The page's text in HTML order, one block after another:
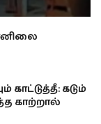
கடும்
காற்றால்